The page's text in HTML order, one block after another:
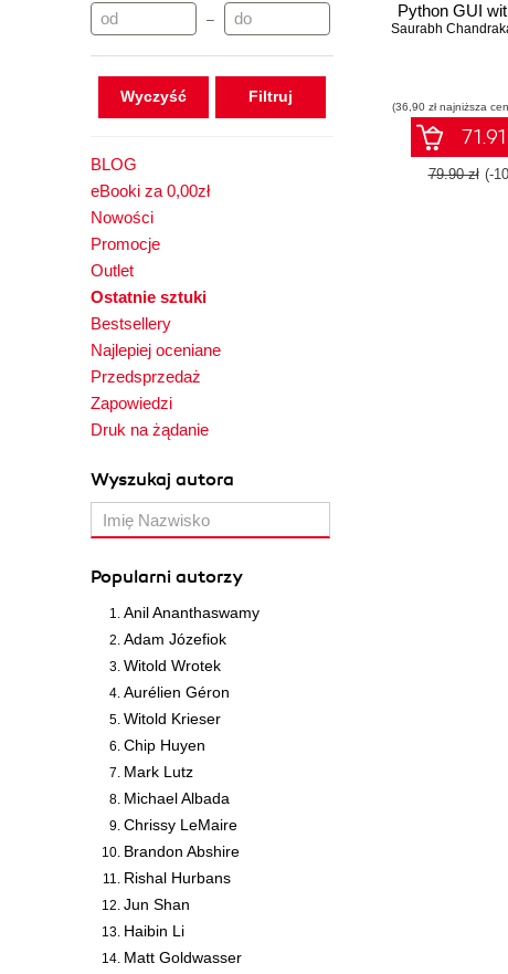
–
Wyczyść
BLOG
eBooki za 0,00zł
Nowości
Promocje
Outlet
Ostatnie sztuki
Bestsellery
Najlepiej oceniane
Przedsprzedaż
Zapowiedzi
Druk na żądanie
Wyszukaj autora
Popularni autorzy
Anil Ananthaswamy
Adam Józefiok
Witold Wrotek
Aurélien Géron
Witold Krieser
Chip Huyen
Mark Lutz
Michael Albada
Chrissy LeMaire
Brandon Abshire
Rishal Hurbans
Jun Shan
Haibin Li
Matt Goldwasser
Python GUI
Saurabh
(36,90 zł najniższa
79.90 zł (-